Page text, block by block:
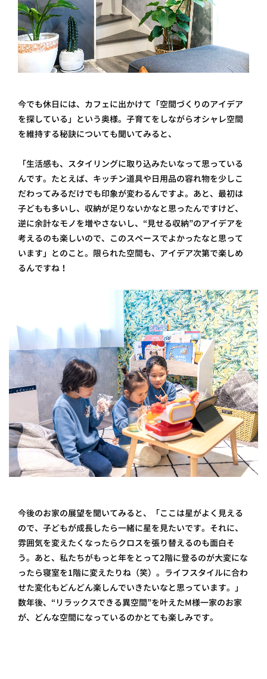
今でも休日には、カフェに出かけて「空間づくりのアイデア
を探している」という奥様。子育てをしながらオシャレ空間
を維持する秘訣についても聞いてみると、
「生活感も、スタイリングに取り込みたいなって思っている
んです。たとえば、キッチン道具や日用品の容れ物を少しこ
だわってみるだけでも印象が変わるんですよ。あと、最初は
子どもも多いし、収納が足りないかなと思ったんですけど、
逆に余計なモノを増やさないし、“見せる収納”のアイデアを
考えるのも楽しいので、このスペースでよかったなと思って
います」とのこと。限られた空間も、アイデア次第で楽しめ
るんですね！
今後のお家の展望を聞いてみると、「ここは星がよく見える
ので、子どもが成長したら一緒に星を見たいです。それに、
雰囲気を変えたくなったらクロスを張り替えるのも面白そ
う。あと、私たちがもっと年をとって2階に登るのが大変にな
ったら寝室を1階に変えたりね（笑）。ライフスタイルに合わ
せた変化もどんどん楽しんでいきたいなと思っています。」
数年後、“リラックスできる異空間”を叶えたM様一家のお家
が、どんな空間になっているのかとても楽しみです。